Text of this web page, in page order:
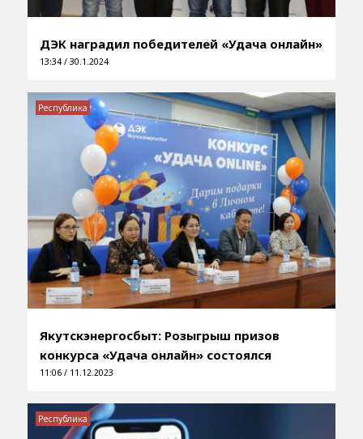
ДЭК наградил победителей «Удача онлайн»
13:34 / 30.1.2024
Якутскэнергосбыт: Розыгрыш призов
конкурса «Удача онлайн» состоялся
11:06 / 11.12.2023
Республика
Республика